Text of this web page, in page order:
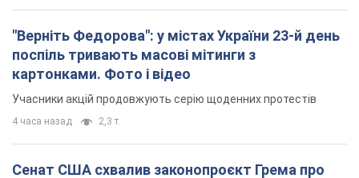
"Верніть Федорова": у містах України 23-й день
поспіль тривають масові мітинги з
картонками. Фото і відео
Учасники акцій продовжують серію щоденних протестів
4 часа назад 2,3 т.
Сенат США схвалив законопроєкт Грема про